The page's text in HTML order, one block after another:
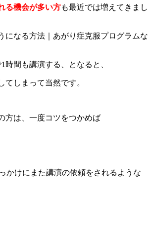
る機会が多い方も最近では増えてきまし
時間も講演する、となると、
てしまって当然です。
方は、一度コツをつかめば
かけにまた講演の依頼をされるような